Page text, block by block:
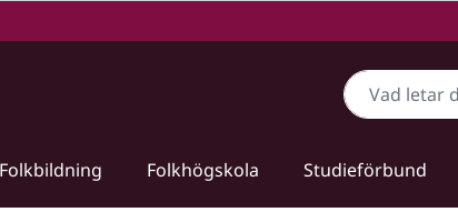
Sök
Folkbildning Folkhögskola Studieförbund